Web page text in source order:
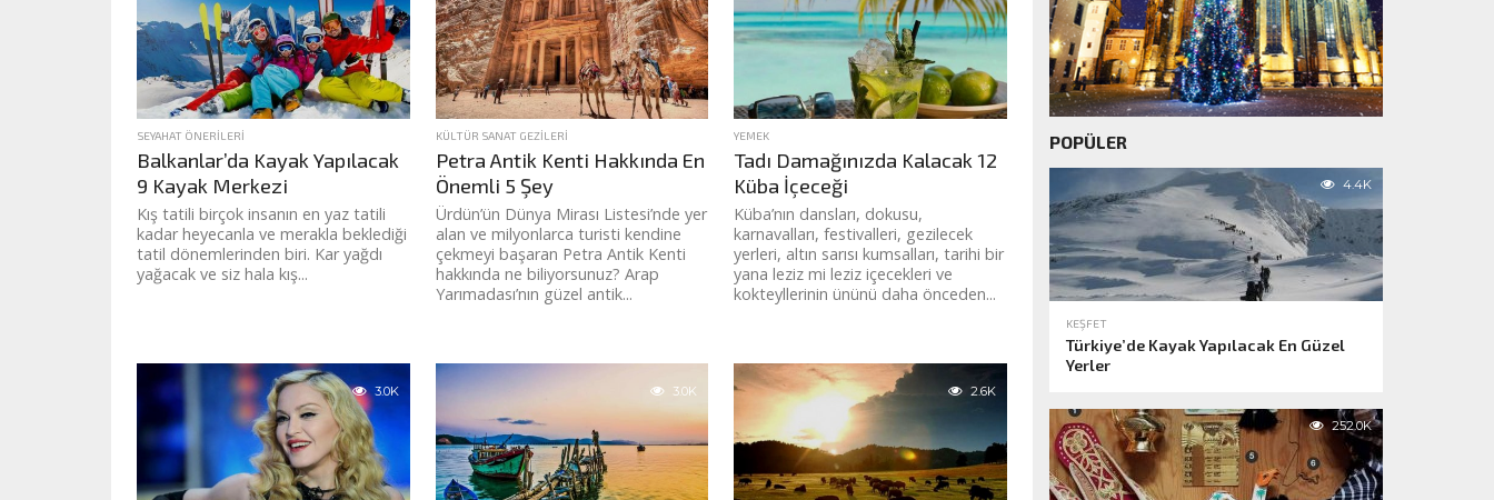
SEYAHAT ÖNERILERI
Balkanlar’da Kayak Yapılacak
9 Kayak Merkezi
Kış tatili birçok insanın en yaz tatili
kadar heyecanla ve merakla beklediği
tatil dönemlerinden biri. Kar yağdı
yağacak ve siz hala kış...
KÜLTÜR SANAT GEZILERI
Petra Antik Kenti Hakkında En
Önemli 5 Şey
Ürdün’ün Dünya Mirası Listesi’nde yer
alan ve milyonlarca turisti kendine
çekmeyi başaran Petra Antik Kenti
hakkında ne biliyorsunuz? Arap
Yarımadası’nın güzel antik...
YEMEK
Tadı Damağınızda Kalacak 12
Küba İçeceği
Küba’nın dansları, dokusu,
karnavalları, festivalleri, gezilecek
yerleri, altın sarısı kumsalları, tarihi bir
yana leziz mi leziz içecekleri ve
kokteyllerinin ününü daha önceden...
3.0K 3.0K 2.6K
POPÜLER
4.4K
KEŞFET
Türkiye’de Kayak Yapılacak En Güzel
Yerler
252.0K